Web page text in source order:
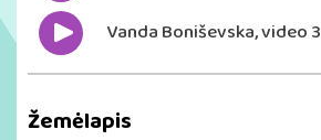
Vanda Boniševska, video 3
Žemėlapis